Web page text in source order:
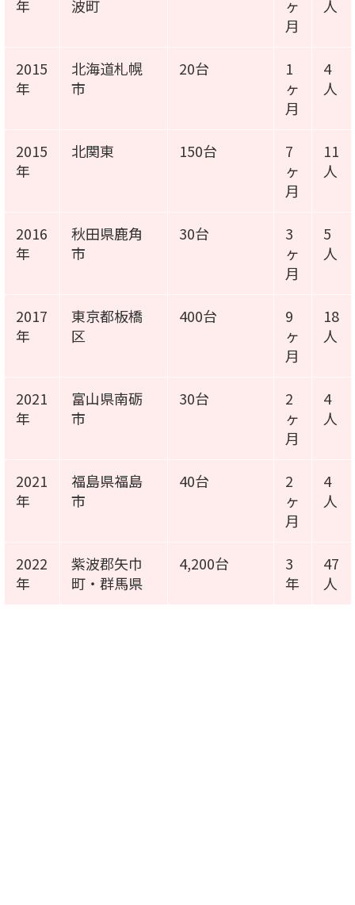
年 波町
ヶ
月
人
2015
年
北海道札幌
市
20台
1
ヶ
月
4
人
2015
年
北関東 150台
7
ヶ
月
11
人
2016
年
秋田県鹿角
市
30台
3
ヶ
月
5
人
2017
年
東京都板橋
区
400台
9
ヶ
月
18
人
2021
年
富山県南砺
市
30台
2
ヶ
月
4
人
2021
年
福島県福島
市
40台
2
ヶ
月
4
人
2022
年
紫波郡矢巾
町・群馬県
4,200台
3
年
47
人